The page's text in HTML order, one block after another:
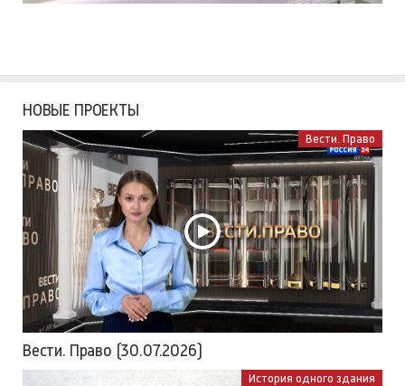
НОВЫЕ ПРОЕКТЫ
Вести. Право
Вести. Право (30.07.2026)
История одного здания